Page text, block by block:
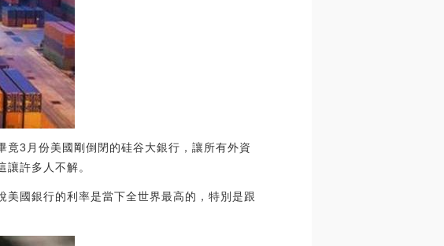
3月份美國剛倒閉的硅谷大銀行，讓所有外資
許多人不解。
國銀行的利率是當下全世界最高的，特別是跟